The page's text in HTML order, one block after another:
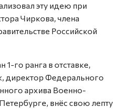
эту идею при
Чиркова, члена
Российской
1-го ранга в отставке,
директор Федерального
архива Военно-
внёс свою лепту